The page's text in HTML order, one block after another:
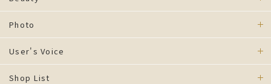
Photo
User's Voice
Shop List